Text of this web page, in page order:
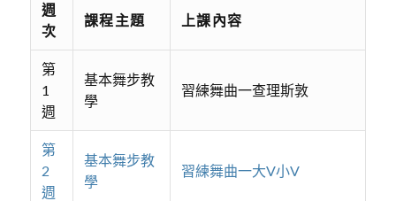
週
次
課程主題 上課內容
第
1
週
基本舞步教
學
習練舞曲一查理斯敦
第
2
週
基本舞步教
學
習練舞曲一大V小V